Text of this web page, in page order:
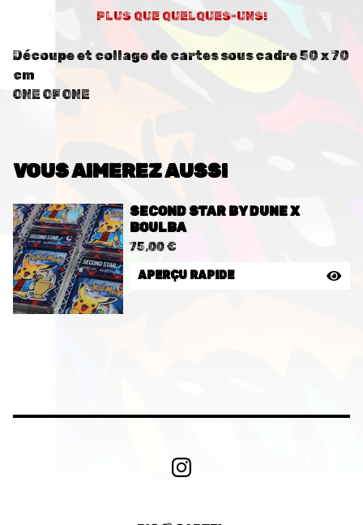
PLUS QUE QUELQUES-UNS!
Découpe et collage de cartes sous cadre 50 x 70
cm
ONE OF ONE
VOUS AIMEREZ AUSSI
SECOND STAR BY DUNE X
BOULBA
75,00€
APERÇU RAPIDE